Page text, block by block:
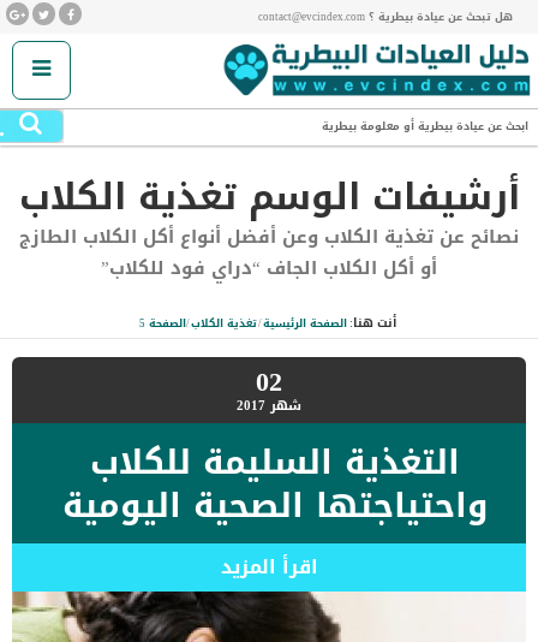
هل تبحث عن عيادة بيطرية ؟ contact@evcindex.com
ابحث عن عيادة بيطرية أو معلومة بيطرية
أرشيفات الوسمتغذية الكلاب
نصائح عن تغذية الكلاب وعن أفضل أنواع أكل الكلاب الطازج
أو أكل الكلاب الجاف “دراي فود للكلاب”
أنت هنا:الصفحة الرئيسية/تغذية الكلاب/الصفحة 5
02شهر2017
التغذية السليمة للكلاب
واحتياجتها الصحية اليومية
اقرأ المزيد